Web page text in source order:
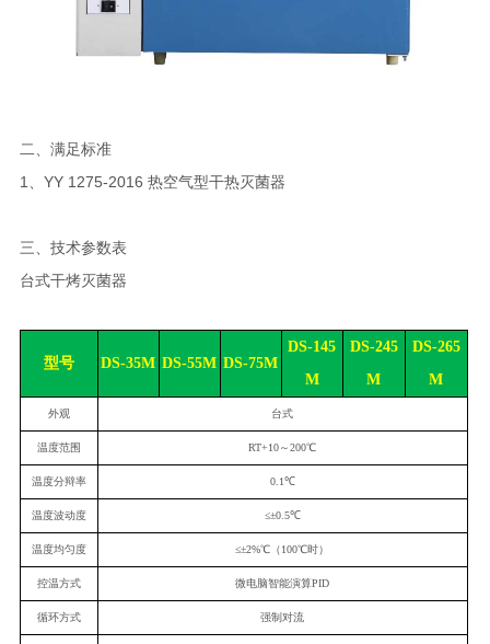
二、满足标准
1、YY 1275-2016 热空气型干热灭菌器
三、技术参数表
台式干烤灭菌器
型号 DS-35M DS-55M DS-75M
DS-145
M
DS-245
M
DS-265
M
外观 台式
温度范围 RT+10～200℃
温度分辩率 0.1℃
温度波动度 ≤±0.5℃
温度均匀度 ≤±2%℃ （100℃时）
控温方式 微电脑智能演算PID
循环方式 强制对流